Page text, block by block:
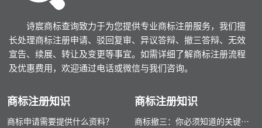
诗宸商标查询致力于为您提供专业商标注册服务，我们擅
长处理商标注册申请、驳回复审、异议答辩、撤三答辩、无效
宣告、续展、转让及变更等事宜。如需详细了解商标注册流程
及优惠费用，欢迎通过电话或微信与我们咨询。
商标注册知识
商标申请需要提供什么资料？
商标注册知识
商标撤三：你必须知道的关键要